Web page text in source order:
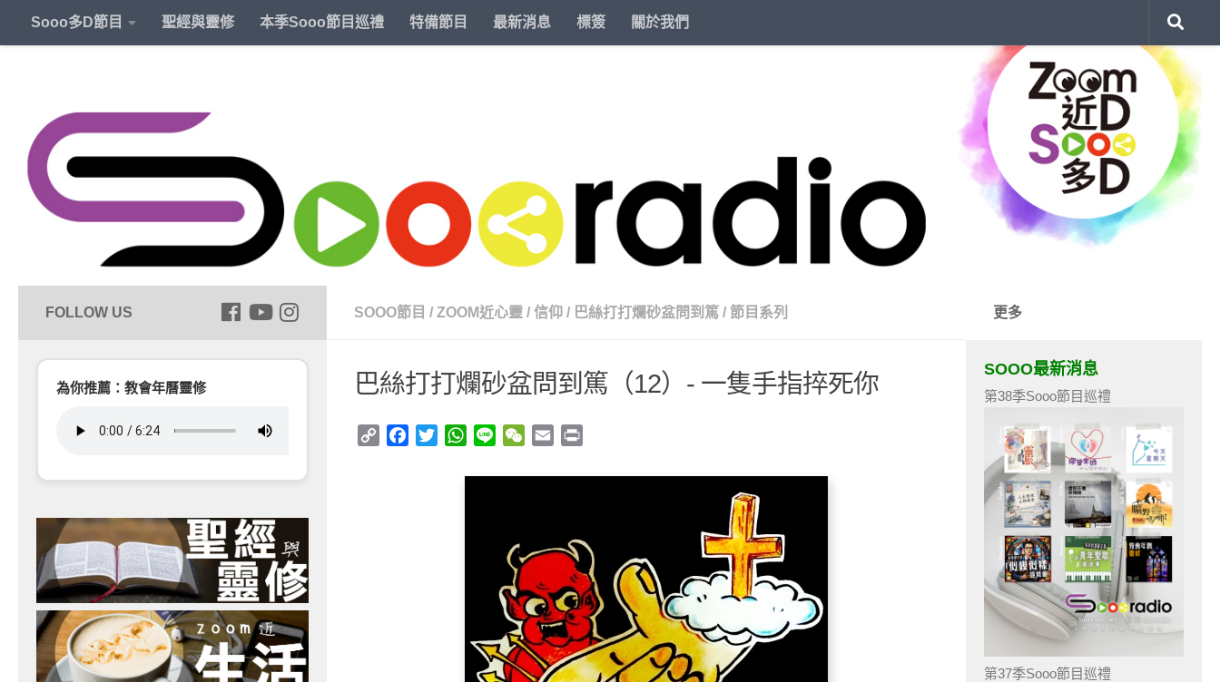
Sooo多D節目 聖經與靈修 本季Sooo節目巡禮 特備節目 最新消息 標簽 關於我們
SOOO節目 / ZOOM近心靈 / 信仰 / 巴絲打打爛砂盆問到篤 / 節目系列
巴絲打打爛砂盆問到篤（12）- 一隻手指捽死你
Copy
Facebook
TwitterWhatsApp
Line WeChat
Email
為你推薦：教會年曆靈修
更多
SOOO最新消息
第38季Sooo節目巡禮
第37季Sooo節目巡禮